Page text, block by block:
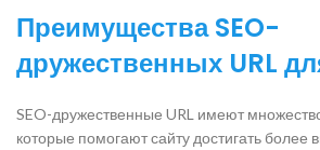
Преимущества SEO-
дружественных URL
SEO-дружественные URL имеют
которые помогают сайту достигать более